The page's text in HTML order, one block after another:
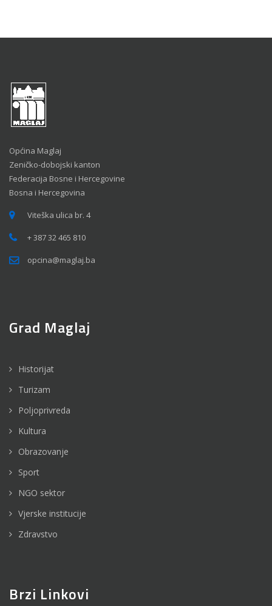
Općina Maglaj
Zeničko-dobojski kanton
Federacija Bosne i Hercegovine
Bosna i Hercegovina
Viteška ulica br. 4
+ 387 32 465 810
opcina@maglaj.ba
Grad Maglaj
Historijat
Turizam
Poljoprivreda
Kultura
Obrazovanje
Sport
NGO sektor
Vjerske institucije
Zdravstvo
Brzi Linkovi